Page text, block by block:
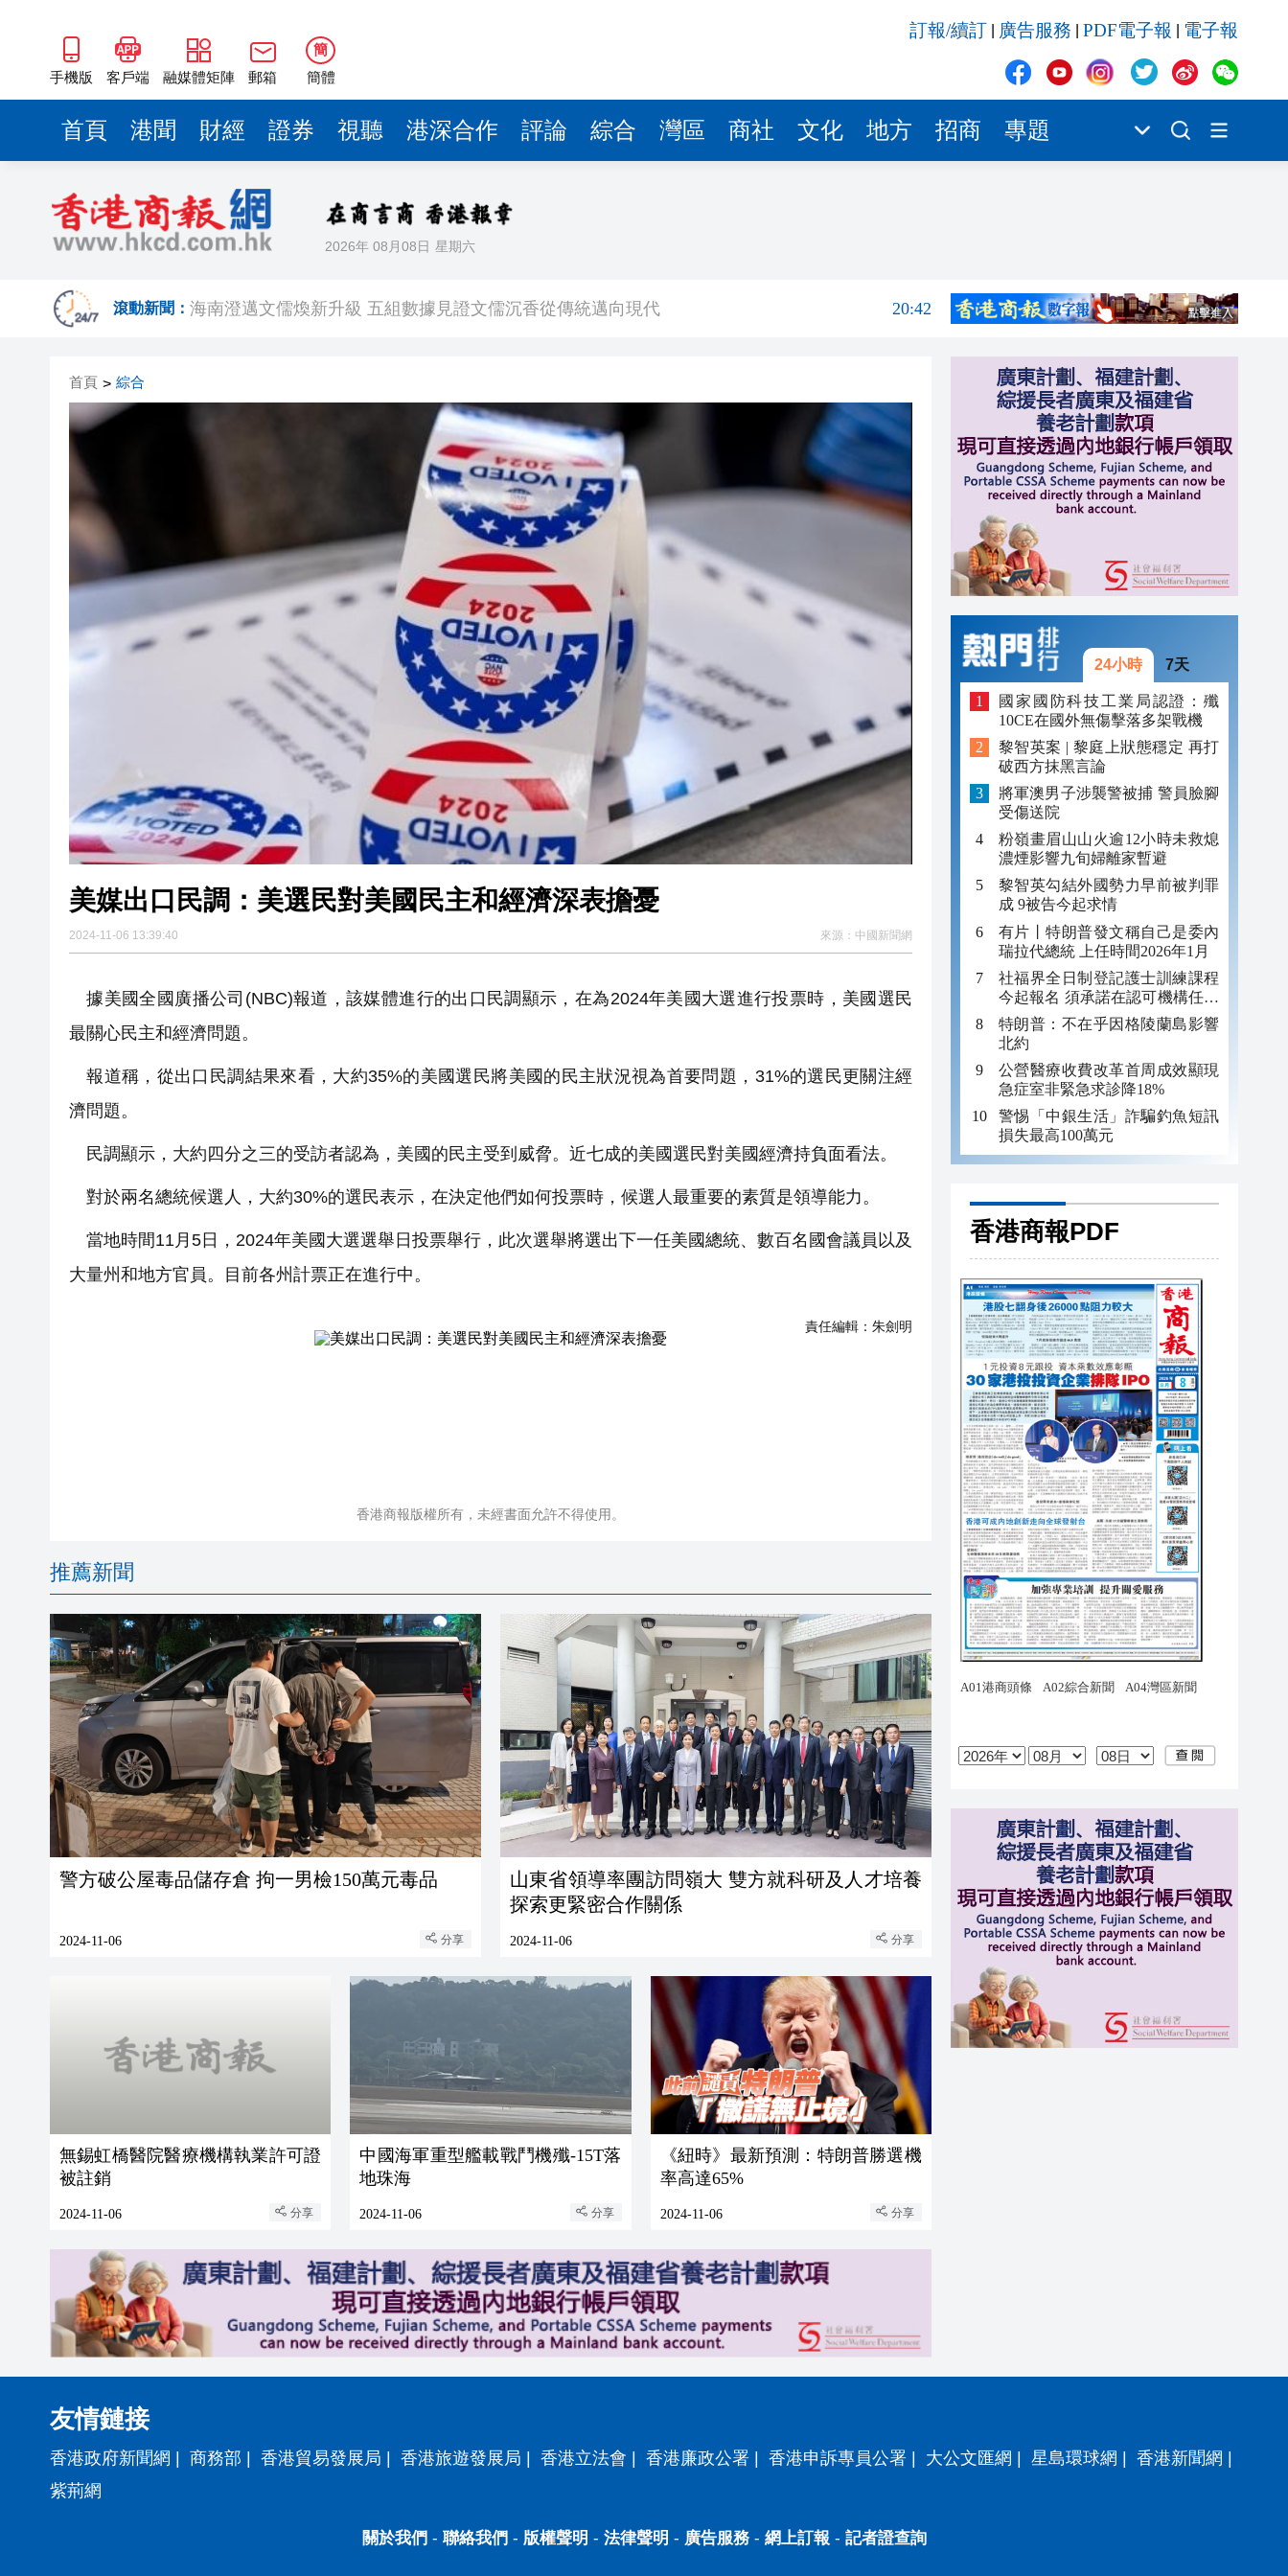
手機版 客戶端 融媒體矩陣 郵箱
簡
簡體
訂報/續訂 廣告服務 PDF電子報 電子報
首頁 港聞 財經 證券 視聽 港深合作 評論 綜合 灣區 商社 文化 地方 招商 專題
2026年 08月08日 星期六
滾動新聞：
2025年海南儋州以舊換新帶動消費約18億元
20:41
山東26戶省屬國企去年合計營收2.58萬億 利潤總額近936億
瀋陽鐵西校園閱讀活動解鎖閱讀新玩法
20:39
閩粵贛三地漢樂藝術家齊聚深圳，共奏客家文化傳承新篇章
20:34
黎智英案｜吳良好：依法公正處理黎智英求情 罪證如山豈能妄想輕判
50餘位頂尖專家共話時代命題
梁振英率港區全國政協委員考察團來瓊考察
20:42
瀋陽鐵西校園閱讀活動解鎖閱讀新玩法
20:39
閩粵贛三地漢樂藝術家齊聚深圳，共奏客家文化傳承新篇章
黎智英案｜吳良好：依法公正處理黎智英求情 罪證如山豈能妄想輕判
21:08
50餘位頂尖專家共話時代命題
海南澄邁文儒煥新升級 五組數據見證文儒沉香從傳統邁向現代
梁振英率港區全國政協委員考察團來瓊考察
20:42
2025年海南儋州以舊換新帶動消費約18億元
20:41
山東26戶省屬國企去年合計營收2.58萬億 利潤總額近936億
20:40
瀋陽鐵西校園閱讀活動解鎖閱讀新玩法
閩粵贛三地漢樂藝術家齊聚深圳，共奏客家文化傳承新篇章
20:34
首頁 > 綜合
美媒出口民調：美選民對美國民主和經濟深表擔憂
2024-11-06 13:39:40 來源： 中國新聞網
據美國全國廣播公司(NBC)報道，該媒體進行的出口民調顯示，在為2024年美國大選進行投票時，美國選民
最關心民主和經濟問題。
報道稱，從出口民調結果來看，大約35%的美國選民將美國的民主狀況視為首要問題，31%的選民更關注經
濟問題。
民調顯示，大約四分之三的受訪者認為，美國的民主受到威脅。近七成的美國選民對美國經濟持負面看法。
對於兩名總統候選人，大約30%的選民表示，在決定他們如何投票時，候選人最重要的素質是領導能力。
當地時間11月5日，2024年美國大選選舉日投票舉行，此次選舉將選出下一任美國總統、數百名國會議員以及
大量州和地方官員。目前各州計票正在進行中。
責任編輯： 朱劍明
香港商報版權所有，未經書面允許不得使用。
推薦新聞
警方破公屋毒品儲存倉 拘一男檢150萬元毒品
2024-11-06 分享
山東省領導率團訪問嶺大 雙方就科研及人才培養
探索更緊密合作關係
2024-11-06 分享
無錫虹橋醫院醫療機構執業許可證
被註銷
2024-11-06 分享
中國海軍重型艦載戰鬥機殲-15T落
地珠海
2024-11-06 分享
《紐時》最新預測：特朗普勝選機
率高達65%
2024-11-06 分享
24小時 7天
國家國防科技工業局認證：殲
10CE在國外無傷擊落多架戰機
黎智英案 | 黎庭上狀態穩定 再打
破西方抹黑言論
將軍澳男子涉襲警被捕 警員臉腳
受傷送院
粉嶺畫眉山山火逾12小時未救熄
濃煙影響九旬婦離家暫避
黎智英勾結外國勢力早前被判罪
成 9被告今起求情
有片丨特朗普發文稱自己是委內
瑞拉代總統 上任時間2026年1月
社福界全日制登記護士訓練課程
今起報名 須承諾在認可機構任職
至少三年
特朗普：不在乎因格陵蘭島影響
北約
公營醫療收費改革首周成效顯現
急症室非緊急求診降18%
警惕「中銀生活」詐騙釣魚短訊
損失最高100萬元
香港商報PDF
友情鏈接
香港政府新聞網 商務部 香港貿易發展局 香港旅遊發展局 香港立法會 香港廉政公署 香港申訴專員公署 大公文匯網 星島環球網 香港新聞網
紫荊網
關於我們 - 聯絡我們 - 版權聲明 - 法律聲明 - 廣告服務- 網上訂報 - 記者證查詢